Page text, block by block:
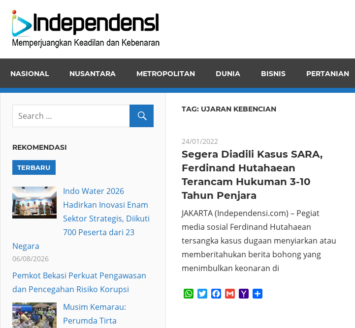
content
dan
NASIONAL NUSANTARA METROPOLITAN DUNIA BISNIS PERTANIAN
TAG: UJARAN KEBENCIAN
24/01/2022
Segera Diadili Kasus SARA,
Ferdinand Hutahaean
Terancam Hukuman 3-10
Tahun Penjara
JAKARTA (Independensi.com) – Pegiat
media sosial Ferdinand Hutahaean
tersangka kasus dugaan menyiarkan atau
memberitahukan berita bohong yang
menimbulkan keonaran di
WhatsApp
TwitterFacebook
GmailYahoo
REKOMENDASI
TERBARU
Indo Water 2026
Hadirkan Inovasi Enam
Sektor Strategis, Diikuti
700 Peserta dari 23
Negara
06/08/2026
Pemkot Bekasi Perkuat Pengawasan
dan Pencegahan Risiko Korupsi
Musim Kemarau:
Perumda Tirta